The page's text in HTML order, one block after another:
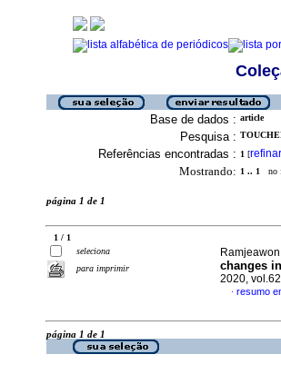
Base de dados : article
Pesquisa :
Referências encontradas : 1 [refinar
Mostrando: 1 .. 1 no
página 1 de 1
1 / 1
seleciona
para imprimir
changes
2020,
· resumo
página 1 de 1